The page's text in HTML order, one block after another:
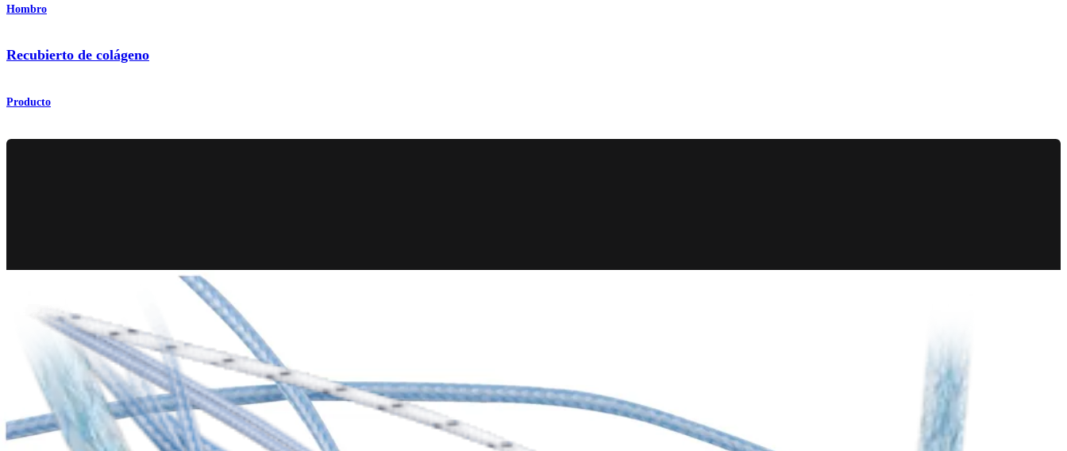
Hombro
Recubierto de colágeno
Producto
FiberWire ®recubierta con colágeno